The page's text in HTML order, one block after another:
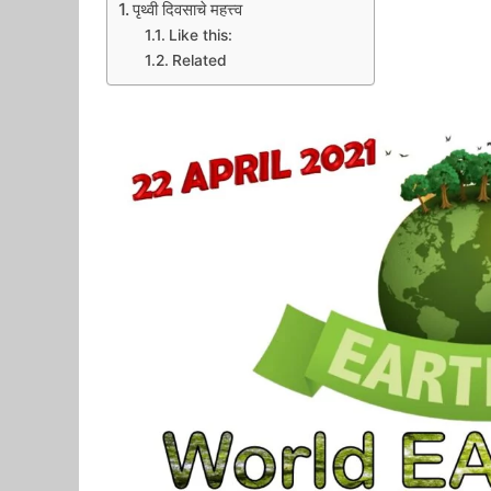
पृथ्वी दिवसाचे महत्त्व
Like this:
Related